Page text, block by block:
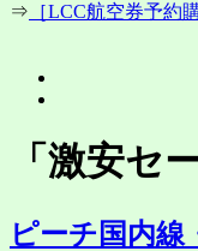
プ
⇒ ［LCC航空券予約
「 激安セ
ピーチ国内線